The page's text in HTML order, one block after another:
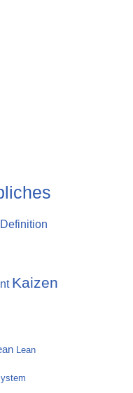
Definition
Kaizen
Lean